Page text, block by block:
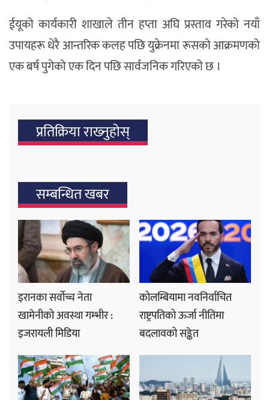
ईयूको कार्यकारी शाखाले तीन हप्ता अघि प्रस्ताव गरेको नयाँ
उपायहरू धेरै आन्तरिक कलह पछि युक्रेनमा रूसको आक्रमणको
एक बर्ष पुगेको एक दिन पछि सार्वजनिक गरिएको छ ।
प्रतिक्रिया राख्‍नुहोस्
सम्बन्धित खबर
इरानका सर्वोच्च नेता
खामेनीको अवस्था गम्भीर :
इजरायली मिडिया
कोलम्बियामा नवनिर्वाचित
राष्ट्रपतिको ऊर्जा नीतिमा
बदलावको सङ्केत